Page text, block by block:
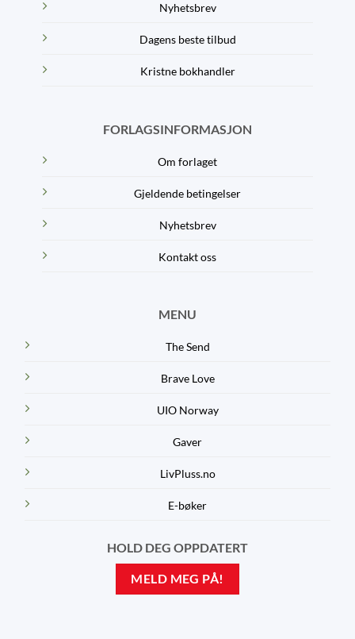
Nyhetsbrev
Dagens beste tilbud
Kristne bokhandler
FORLAGSINFORMASJON
Om forlaget
Gjeldende betingelser
Nyhetsbrev
Kontakt oss
MENU
The Send
Brave Love
UIO Norway
Gaver
LivPluss.no
E-bøker
HOLD DEG OPPDATERT
MELD MEG PÅ!